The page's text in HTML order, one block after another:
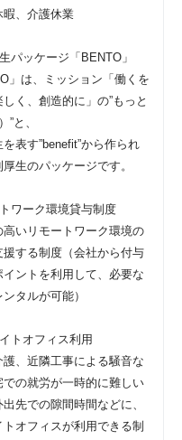
暇、介護休業
パッケージ「BENTO」
」は、ミッション「働くを
しく、創造的に」の”もっと
”と、
表す”benefit”から作られ
生のパッケージです。
ワーク環境貸与制度
高いリモートワーク環境の
援する制度（会社から付与
イントを利用して、必要な
タルが可能）
トオフィス利用
護、近隣工事による騒音な
での就労が一時的に難しい
先での隙間時間などに、
オフィスが利用できる制